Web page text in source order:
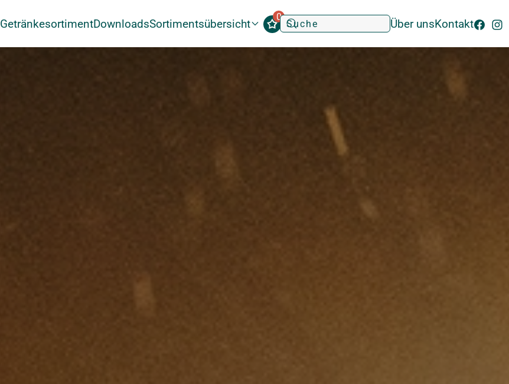
GetränkesortimentDownloadsSortimentsübersicht
0
Über unsKontakt